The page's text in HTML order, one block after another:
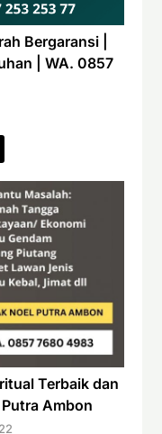
Bergaransi |
| WA. 0857
Terbaik dan
Ambon